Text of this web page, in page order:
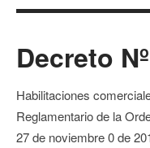
Decreto
Habilitaciones
Reglamentario de la
27 de noviembre 0 de